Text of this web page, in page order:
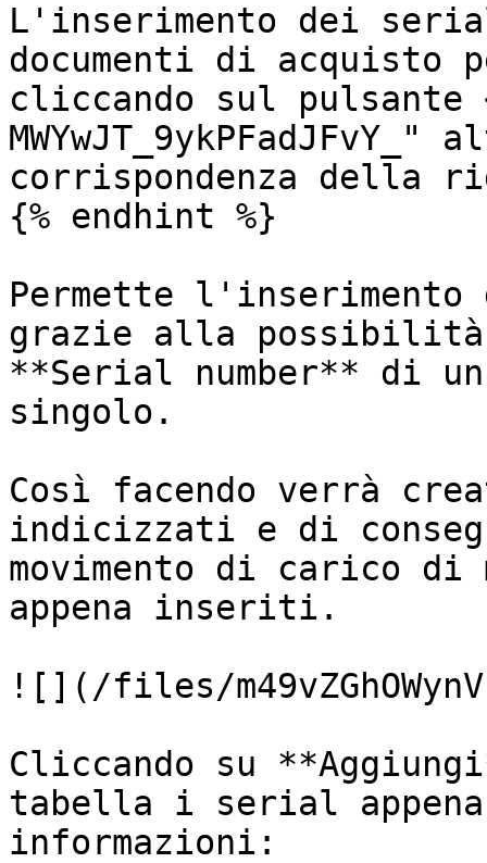
L'inserimento dei
documenti di
cliccando sul
corrispondenza della
{% endhint %}
Permette
grazie alla possibilità
**Serial number** di
singolo.
Così facendo verrà
indicizzati e di
movimento di carico
appena inseriti.
![](/files/
Cliccando su
tabella i serial
informazioni: